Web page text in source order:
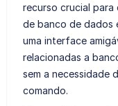
recurso crucial para
de banco de dados
uma interface
relacionadas a
sem a necessidade
comando.